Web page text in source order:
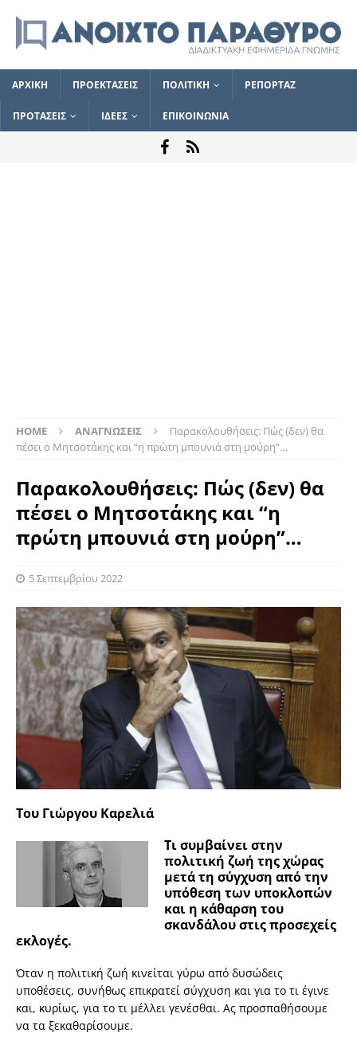
ΑΡΧΙΚΗ ΠΡΟΕΚΤΑΣΕΙΣ ΠΟΛΙΤΙΚΗ ΡΕΠΟΡΤΑΖ
ΠΡΟΤΑΣΕΙΣ ΙΔΕΕΣ ΕΠΙΚΟΙΝΩΝΙΑ
HOME ΑΝΑΓΝΩΣΕΙΣ
Παρακολουθήσεις: Πώς (δεν) θα
πέσει ο Μητσοτάκης και “η πρώτη μπουνιά στη μούρη”…
Παρακολουθήσεις: Πώς (δεν) θα
πέσει ο Μητσοτάκης και “η
πρώτη μπουνιά στη μούρη”…
5 Σεπτεμβρίου 2022
Του Γιώργου Καρελιά
Τι συμβαίνει στην
πολιτική ζωή της χώρας
μετά τη σύγχυση από την
υπόθεση των υποκλοπών
και η κάθαρση του
σκανδάλου στις προσεχείς
εκλογές.
Όταν η πολιτική ζωή κινείται γύρω από δυσώδεις
υποθέσεις, συνήθως επικρατεί σύγχυση και για το τι έγινε
και, κυρίως, για το τι μέλλει γενέσθαι. Ας προσπαθήσουμε
να τα ξεκαθαρίσουμε.